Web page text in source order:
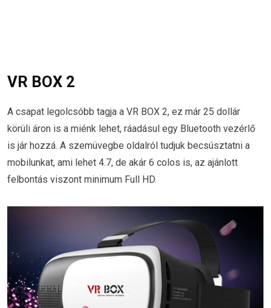
VR BOX 2
A csapat legolcsóbb tagja a VR BOX 2, ez már 25 dollár
körüli áron is a miénk lehet, ráadásul egy Bluetooth vezérlő
is jár hozzá. A szemüvegbe oldalról tudjuk becsúsztatni a
mobilunkat, ami lehet 4.7, de akár 6 colos is, az ajánlott
felbontás viszont minimum Full HD.